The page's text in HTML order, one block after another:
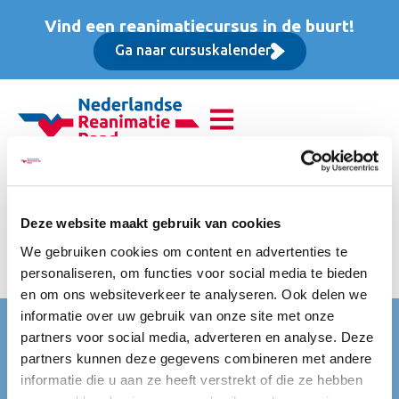
Deze website maakt gebruik van cookies
We gebruiken cookies om content en advertenties te
personaliseren, om functies voor social media te bieden
en om ons websiteverkeer te analyseren. Ook delen we
informatie over uw gebruik van onze site met onze
partners voor social media, adverteren en analyse. Deze
partners kunnen deze gegevens combineren met andere
informatie die u aan ze heeft verstrekt of die ze hebben
Vind een reanimatiecursus in de buurt!
Ga naar cursuskalender
Reanimatie van
volwassenen (BLS),
Opfriscursus
Nederlandse Reanimatie Raad (NRR)
Mercatorlaan 1200
3528 BL Utrecht